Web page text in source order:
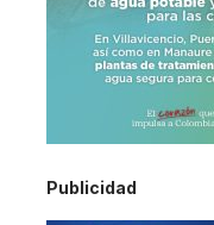
Publicidad